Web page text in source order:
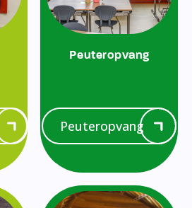
Peuteropvang
Peuteropvang